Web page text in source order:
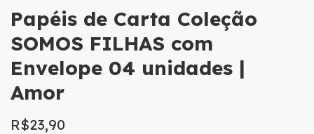
Papéis de Carta Coleção
SOMOS FILHAS com
Envelope 04 unidades |
Amor
R$23,90